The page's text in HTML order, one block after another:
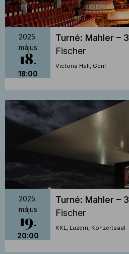
2025.
május
18
18:00
Turné: Mahler – 3
Fischer
Victoria Hall, Genf
2025.
május
19
20:00
Turné: Mahler – 3
Fischer
KKL, Luzern, Konzertsaal